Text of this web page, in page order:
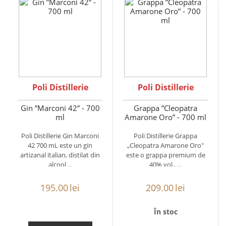
Poli Distillerie
Gin ”Marconi 42” - 700
ml
Poli Distillerie Gin Marconi
42 700 mL este un gin
artizanal italian, distilat din
alcool ...
195.00lei
Poli Distillerie
Grappa ”Cleopatra
Amarone Oro” - 700 ml
Poli Distillerie Grappa
„Cleopatra Amarone Oro"
este o grappa premium de
40% vol., ...
209.00lei
În stoc